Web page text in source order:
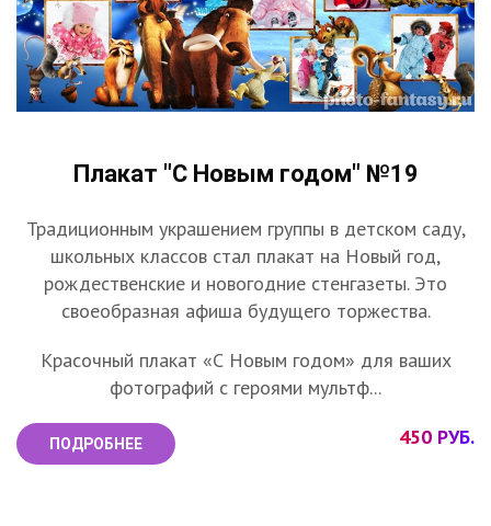
Плакат "С Новым годом" №19
Традиционным украшением группы в детском саду,
школьных классов стал плакат на Новый год,
рождественские и новогодние стенгазеты. Это
своеобразная афиша будущего торжества.
Красочный плакат «С Новым годом» для ваших
фотографий с героями мультф...
ПОДРОБНЕЕ 450 РУБ.